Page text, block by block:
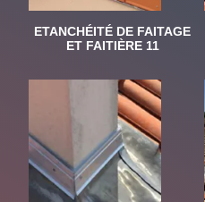
ETANCHÉITÉ DE FAITAGE
ET FAITIÈRE 11